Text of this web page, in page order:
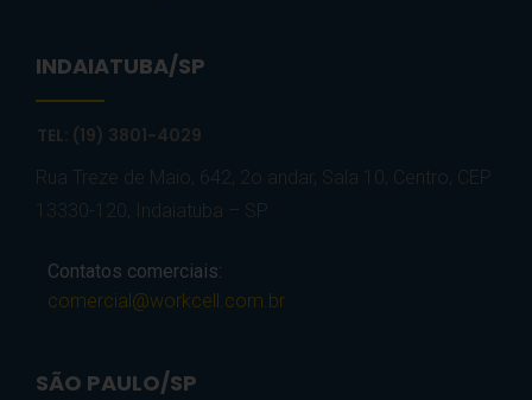
INDAIATUBA/SP
TEL: (19) 3801-4029
Rua Treze de Maio, 642, 2o andar, Sala 10, Centro, CEP
13330-120, Indaiatuba – SP
Contatos comerciais:
comercial@workcell.com.br
SÃO PAULO/SP